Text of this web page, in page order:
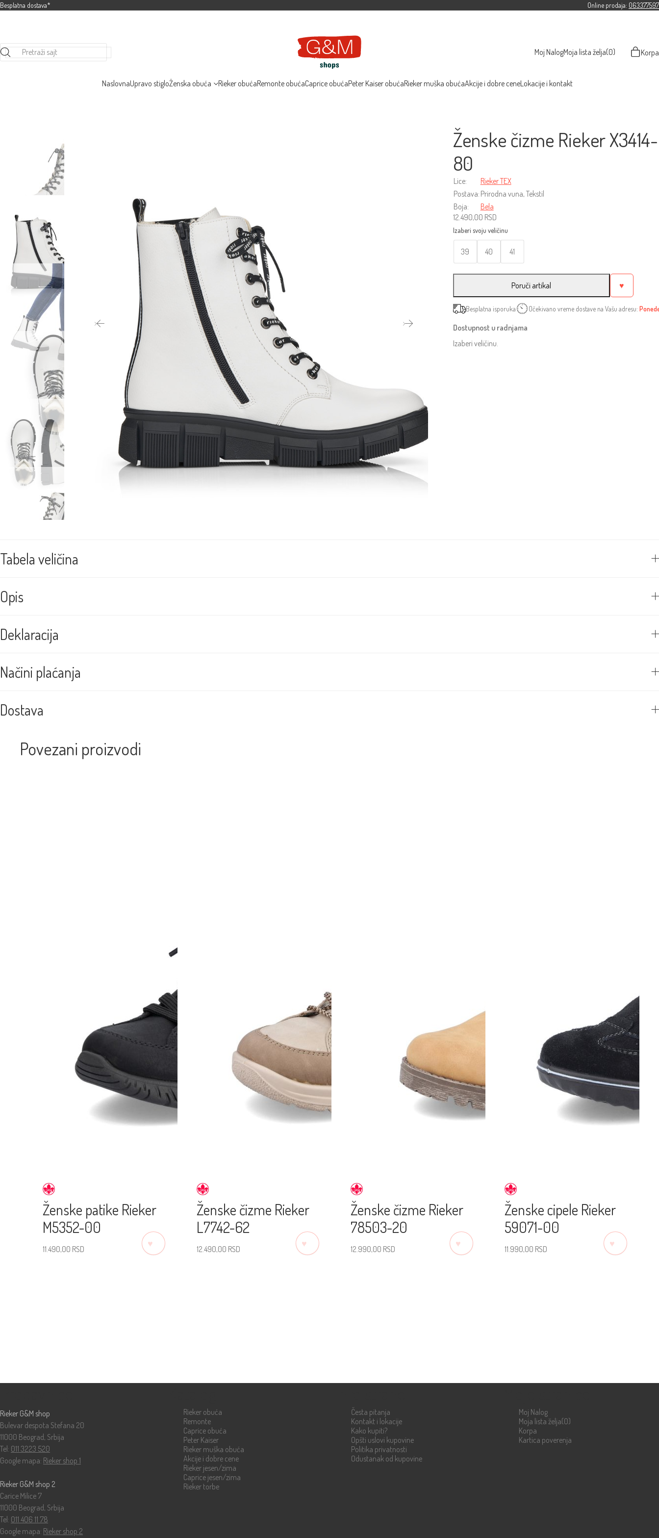
Besplatna dostava* Online prodaja: 063377597
Pretraži sajt Moj NalogMoja lista želja(0) Korpa
NaslovnaUpravo stigloŽenska obuća Rieker obućaRemonte obućaCaprice obućaPeter Kaiser obućaRieker muška obućaAkcije i dobre ceneLokacije i kontakt
Ženske čizme Rieker X3414-
80
Lice:
Rieker TEX
Postava: Prirodna vuna, Tekstil
Boja:
Bela
12.490,00 RSD
39 40 41
Poruči artikal ♥
Besplatna isporuka Očekivano vreme dostave na Vašu adresu:
Dostupnost u radnjama
Izaberi veličinu.
Tabela veličina
Opis
Deklaracija
Načini plaćanja
Dostava
Povezani proizvodi
Ženske patike Rieker
M5352-00
11.490,00 RSD
Ženske čizme Rieker
L7742-62
12.490,00 RSD
Ženske čizme Rieker
78503-20
12.990,00 RSD
Ženske cipele Rieker
59071-00
11.990,00 RSD
Rieker G&M shop
Bulevar despota Stefana 20
11000 Beograd, Srbija
Tel: 011 3223 520
Google mapa: Rieker shop 1
Rieker G&M shop 2
Carice Milice 7
11000 Beograd, Srbija
Tel: 011 406 11 78
Google mapa: Rieker shop 2
Rieker obuća
Remonte
Caprice obuća
Peter Kaiser
Rieker muška obuća
Akcije i dobre cene
Rieker jesen/zima
Caprice jesen/zima
Rieker torbe
Česta pitanja
Kontakt i lokacije
Kako kupiti?
Opšti uslovi kupovine
Politika privatnosti
Odustanak od kupovine
Moj Nalog
Moja lista želja(0)
Korpa
Kartica poverenja